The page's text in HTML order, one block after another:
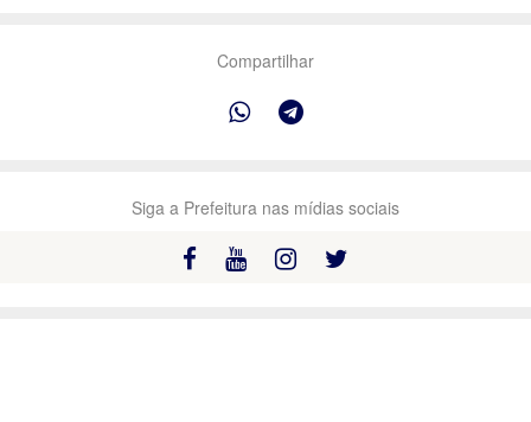
Compartilhar
Siga a Prefeitura nas mídias sociais